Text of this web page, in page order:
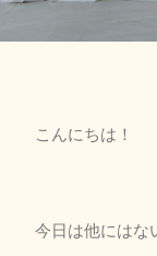
こんにちは！
今日は他にはな